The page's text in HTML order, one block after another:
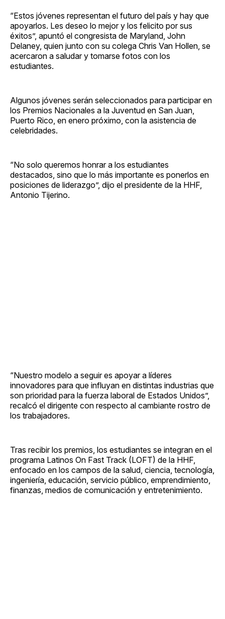
“Estos jóvenes representan el futuro del país y hay que
apoyarlos. Les deseo lo mejor y los felicito por sus
éxitos”, apuntó el congresista de Maryland, John
Delaney, quien junto con su colega Chris Van Hollen, se
acercaron a saludar y tomarse fotos con los
estudiantes.
Algunos jóvenes serán seleccionados para participar en
los Premios Nacionales a la Juventud en San Juan,
Puerto Rico, en enero próximo, con la asistencia de
celebridades.
“No solo queremos honrar a los estudiantes
destacados, sino que lo más importante es ponerlos en
posiciones de liderazgo”, dijo el presidente de la HHF,
Antonio Tijerino.
“Nuestro modelo a seguir es apoyar a líderes
innovadores para que influyan en distintas industrias que
son prioridad para la fuerza laboral de Estados Unidos”,
recalcó el dirigente con respecto al cambiante rostro de
los trabajadores.
Tras recibir los premios, los estudiantes se integran en el
programa Latinos On Fast Track (LOFT) de la HHF,
enfocado en los campos de la salud, ciencia, tecnología,
ingeniería, educación, servicio público, emprendimiento,
finanzas, medios de comunicación y entretenimiento.